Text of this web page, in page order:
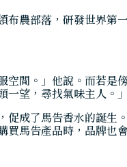
農部落，研發世界第
間。」他說。而若是
望，尋找氣味主人。」
成了馬告香水的誕生
馬告產品時，品牌也